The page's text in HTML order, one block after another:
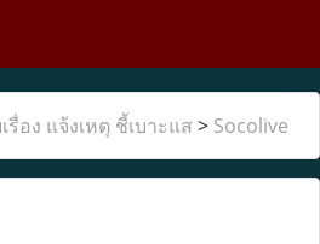
รื่อง แจ้งเหตุ ชี้เบาะแส > Socolive